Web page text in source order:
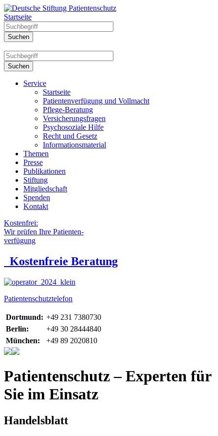
Startseite
Service
Startseite
Patientenverfügung und Vollmacht
Pflege-Beratung
Versicherungsfragen
Psychosoziale Hilfe
Recht und Gesetz
Informationsmaterial
Themen
Presse
Publikationen
Stiftung
Mitgliedschaft
Spenden
Kontakt
Kostenfrei:
Wir prüfen Ihre Patienten-
verfügung
Kostenfreie Beratung
Patientenschutztelefon
Dortmund: +49 231 7380730
Berlin:
+49 30 28444840
München:
+49 89 2020810
Patientenschutz – Experten für
Sie im Einsatz
Handelsblatt